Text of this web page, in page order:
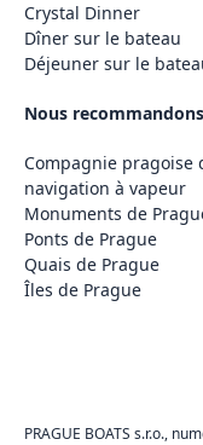
Crystal Dinner
Dîner sur le bateau
Déjeuner sur le
Nous recommandons
Compagnie pragoise
navigation à vapeur
Monuments de
Ponts de Prague
Quais de Prague
Îles de Prague
PRAGUE BOATS s.r.o.,